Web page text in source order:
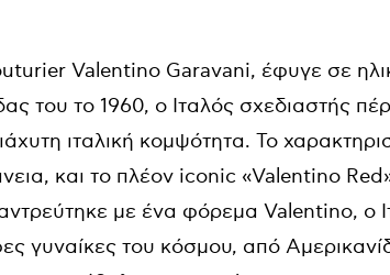
Valentino Garavani, έφυγε σε
του το 1960, ο Ιταλός σχεδιαστής
ιταλική κομψότητα. Το
και το πλέον iconic «Valentino
με ένα φόρεμα Valentino, ο
γυναίκες του κόσμου, από